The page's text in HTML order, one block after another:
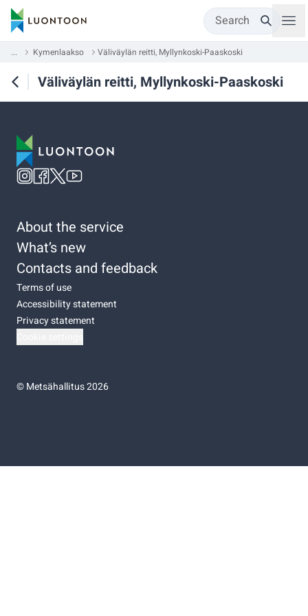
Search
... Kymenlaakso Väliväylän reitti, Myllynkoski-Paaskoski
Väliväylän reitti, Myllynkoski-Paaskoski
About the service
What’s new
Contacts and feedback
Terms of use
Accessibility statement
Privacy statement
©Metsähallitus 2026